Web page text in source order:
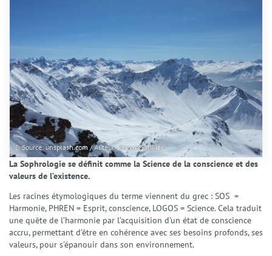
© Source: unsplash.com / Auteur: Roman Schurte
La Sophrologie se définit comme la Science de la conscience et des
valeurs de l’existence.
Les racines étymologiques du terme viennent du grec : SOS =
Harmonie, PHREN = Esprit, conscience, LOGOS = Science. Cela traduit
une quête de l’harmonie par l’acquisition d’un état de conscience
accru, permettant d’être en cohérence avec ses besoins profonds, ses
valeurs, pour s’épanouir dans son environnement.